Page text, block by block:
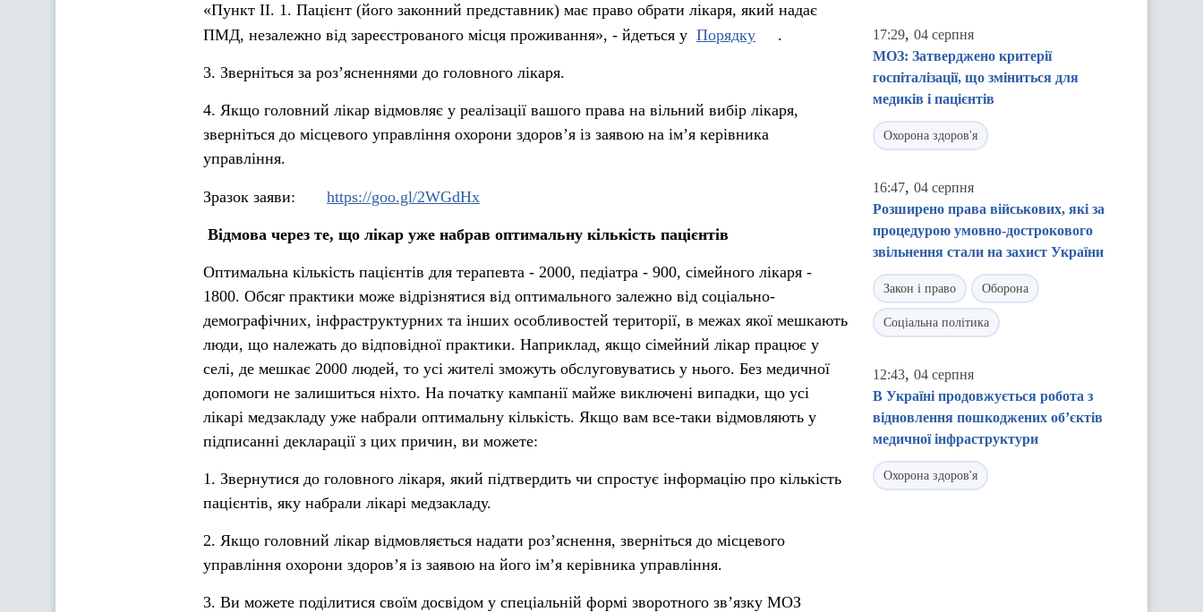
«Пункт II. 1. Пацієнт (його законний представник) має право обрати лікаря, який надає
ПМД, незалежно від зареєстрованого місця проживання», - йдеться у Порядку .
3. Зверніться за роз’ясненнями до головного лікаря.
4. Якщо головний лікар відмовляє у реалізації вашого права на вільний вибір лікаря,
зверніться до місцевого управління охорони здоров’я із заявою на ім’я керівника
управління.
Зразок заяви: https://goo.gl/2WGdHx
Відмова через те, що лікар уже набрав оптимальну кількість пацієнтів
Оптимальна кількість пацієнтів для терапевта - 2000, педіатра - 900, сімейного лікаря -
1800. Обсяг практики може відрізнятися від оптимального залежно від соціально-
демографічних, інфраструктурних та інших особливостей території, в межах якої мешкають
люди, що належать до відповідної практики. Наприклад, якщо сімейний лікар працює у
селі, де мешкає 2000 людей, то усі жителі зможуть обслуговуватись у нього. Без медичної
допомоги не залишиться ніхто. На початку кампанії майже виключені випадки, що усі
лікарі медзакладу уже набрали оптимальну кількість. Якщо вам все-таки відмовляють у
підписанні декларації з цих причин, ви можете:
1. Звернутися до головного лікаря, який підтвердить чи спростує інформацію про кількість
пацієнтів, яку набрали лікарі медзакладу.
2. Якщо головний лікар відмовляється надати роз’яснення, зверніться до місцевого
управління охорони здоров’я із заявою на його ім’я керівника управління.
3. Ви можете поділитися своїм досвідом у спеціальній формі зворотного зв’язку МОЗ
17:29, 04 серпня
МОЗ: Затверджено критерії
госпіталізації, що зміниться для
медиків і пацієнтів
Охорона здоров'я
16:47, 04 серпня
Розширено права військових, які за
процедурою умовно-дострокового
звільнення стали на захист України
Закон і право Оборона
Соціальна політика
12:43, 04 серпня
В Україні продовжується робота з
відновлення пошкоджених об’єктів
медичної інфраструктури
Охорона здоров'я